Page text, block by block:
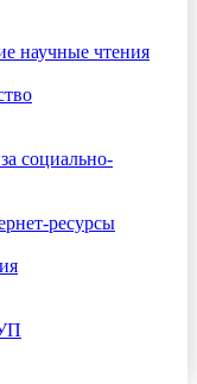
научные чтения
социально-
ресурсы